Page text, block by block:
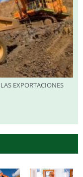
EXPORTACIONES